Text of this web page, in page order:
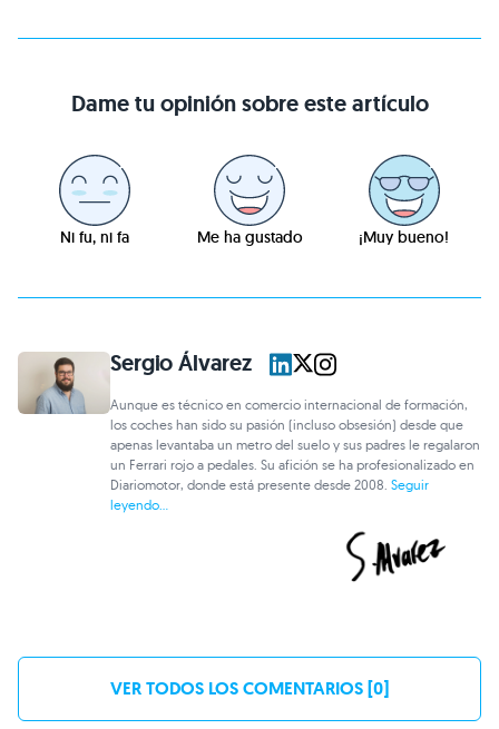
Dame tu opinión sobre este artículo
Ni fu, ni fa Me ha gustado ¡Muy bueno!
Sergio Álvarez
Aunque es técnico en comercio internacional de formación,
los coches han sido su pasión (incluso obsesión) desde que
apenas levantaba un metro del suelo y sus padres le regalaron
un Ferrari rojo a pedales. Su afición se ha profesionalizado en
Diariomotor, donde está presente desde 2008.Seguir
leyendo...
VER TODOS LOS COMENTARIOS [0]